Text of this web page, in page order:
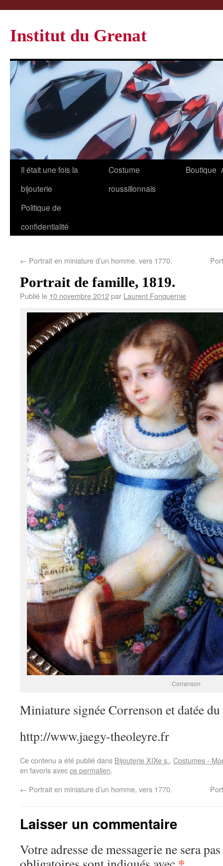
Institut du Grenat
Il était une fois la
bijouterie
Costume
roussillonnais
Boutique
Politique de
confidentialité
← Portrait en miniature d’un homme, vers 1770.
Portrait de famille, 1819.
Publié le 10 novembre 2012par Laurent Fonquernie
Corranson
Miniature signée Correnson et datée
http://www.jaegy-theoleyre.fr
Ce contenu a été publié dans Bijouterie XIXe s., Costumes -
en favoris avecce permalien.
← Portrait en miniature d’un homme, vers 1770.
Laisser un commentaire
Votre adresse de messagerie ne sera